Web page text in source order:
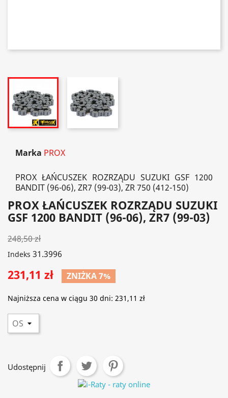
Marka PROX
PROX ŁAŃCUSZEK ROZRZĄDU SUZUKI GSF 1200
BANDIT (96-06), ZR7 (99-03), ZR 750 (412-150)
PROX ŁAŃCUSZEK ROZRZĄDU SUZUKI
GSF 1200 BANDIT (96-06), ZR7 (99-03)
248,50 zł
Indeks 31.3996
231,11 zł ZNIŻKA 7%
Najniższa cena w ciągu 30 dni: 231,11 zł
Udostępnij